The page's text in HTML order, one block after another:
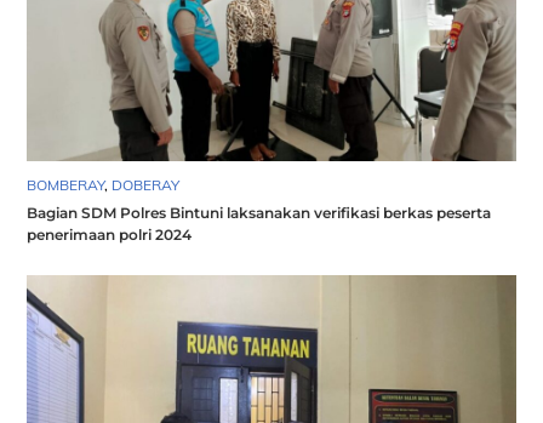
BOMBERAY, DOBERAY
Bagian SDM Polres Bintuni laksanakan verifikasi berkas peserta
penerimaan polri 2024